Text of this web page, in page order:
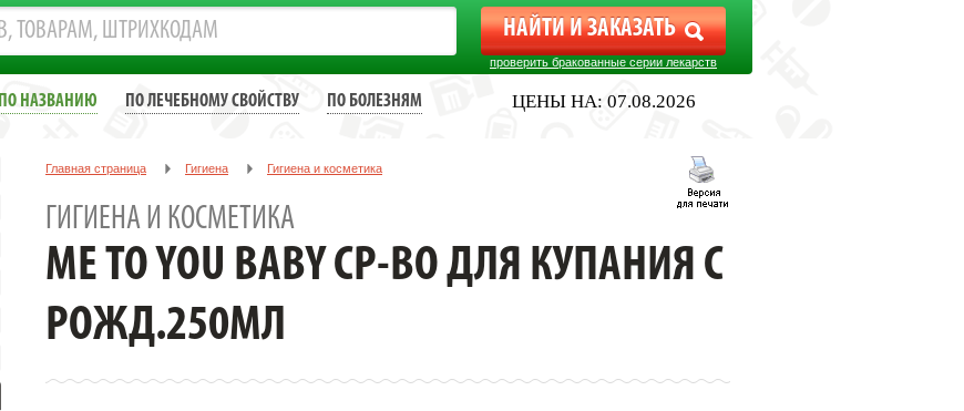
проверить бракованные серии лекарств
ЦЕНЫ НА: 07.08.2026
ПО НАЗВАНИЮ ПО ЛЕЧЕБНОМУ СВОЙСТВУ ПО БОЛЕЗНЯМ
Главная страница Гигиена Гигиена и косметика
ГИГИЕНА И КОСМЕТИКА
ME TO YOU BABY СР-ВО ДЛЯ КУПАНИЯ С
РОЖД.250МЛ